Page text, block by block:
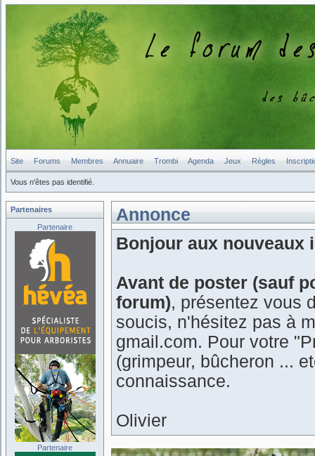
Site Forums Membres Annuaire Trombi Agenda Jeux Règles
Vous n'êtes pas identifié.
Annonce
Bonjour aux nouveaux
Avant de poster (sauf
forum), présentez vous
soucis, n'hésitez pas à
gmail.com. Pour votre
(grimpeur, bûcheron ...
connaissance.
Olivier
Partenaires
Partenaire
Partenaire